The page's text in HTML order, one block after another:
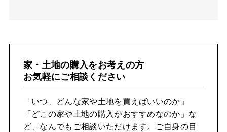
家・土地の購入をお考えの方
お気軽にご相談ください
「いつ、どんな家や土地を買えばいいのか」
「どこの家や土地の購入がおすすめなのか」な
ど、なんでもご相談いただけます。ご自身の目